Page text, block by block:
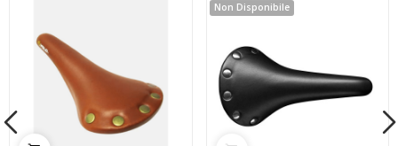
Non Disponibile